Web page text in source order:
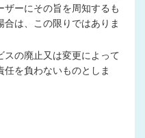
ーにその旨を周知するも
は、この限りではありま
スの廃止又は変更によって
を負わないものとしま